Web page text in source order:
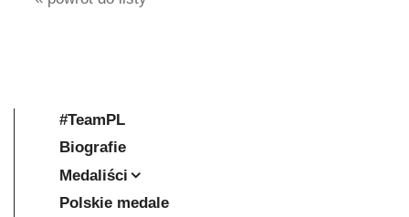
#TeamPL
Biografie
Medaliści
Polskie medale